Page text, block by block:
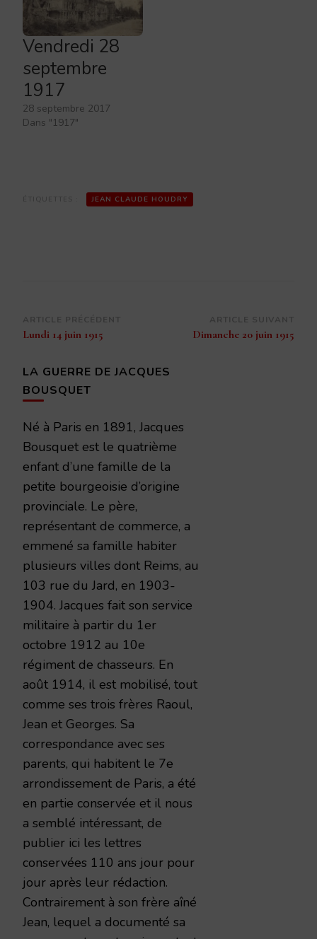
Vendredi 28
septembre
1917
28 septembre 2017
Dans "1917"
JEAN CLAUDE HOUDRY
Navigation
d’article
Lundi 14 juin 1915 Dimanche 20 juin 1915
LA GUERRE DE JACQUES
BOUSQUET
Né à Paris en 1891, Jacques
Bousquet est le quatrième
enfant d’une famille de la
petite bourgeoisie d’origine
provinciale. Le père,
représentant de commerce, a
emmené sa famille habiter
plusieurs villes dont Reims, au
103 rue du Jard, en 1903-
1904. Jacques fait son service
militaire à partir du 1er
octobre 1912 au 10e
régiment de chasseurs. En
août 1914, il est mobilisé, tout
comme ses trois frères Raoul,
Jean et Georges. Sa
correspondance avec ses
parents, qui habitent le 7e
arrondissement de Paris, a été
en partie conservée et il nous
a semblé intéressant, de
publier ici les lettres
conservées 110 ans jour pour
jour après leur rédaction.
Contrairement à son frère aîné
Jean, lequel a documenté sa